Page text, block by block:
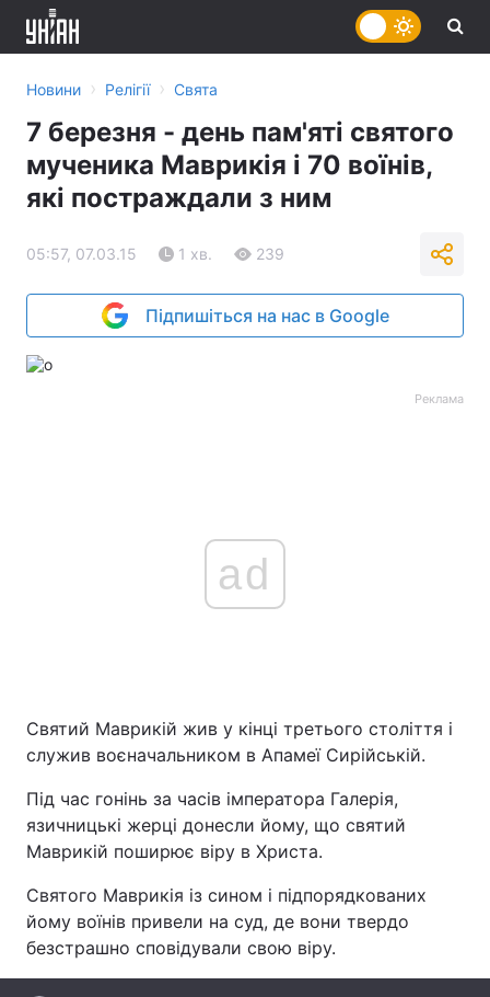
Новини › Релігії › Свята
7 березня - день пам'яті святого
мученика Маврикія і 70 воїнів,
які постраждали з ним
05:57, 07.03.15 1 хв. 239
Підпишіться на нас в Google
Реклама
ad
Святий Маврикій жив у кінці третього століття і
служив воєначальником в Апамеї Сирійській.
Під час гонінь за часів імператора Галерія,
язичницькі жерці донесли йому, що святий
Маврикій поширює віру в Христа.
Святого Маврикія із сином і підпорядкованих
йому воїнів привели на суд, де вони твердо
безстрашно сповідували свою віру.